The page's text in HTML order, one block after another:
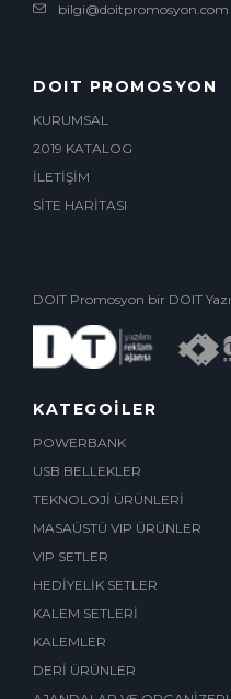
bilgi@doitpromosyon.com
DOIT PROMOSYON
KURUMSAL
2019 KATALOG
İLETİŞİM
SİTE HARİTASI
DOIT Promosyon bir DOIT
KATEGOİLER
POWERBANK
USB BELLEKLER
TEKNOLOJİ ÜRÜNLERİ
MASAÜSTÜ VIP ÜRÜNLER
VIP SETLER
HEDİYELİK SETLER
KALEM SETLERİ
KALEMLER
DERİ ÜRÜNLER